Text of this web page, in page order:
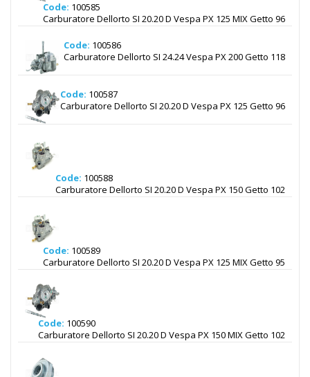
Code: 100585
Carburatore Dellorto SI 20.20 D Vespa PX 125 MIX Getto 96
Code: 100586
Carburatore Dellorto SI 24.24 Vespa PX 200 Getto 118
Code: 100587
Carburatore Dellorto SI 20.20 D Vespa PX 125 Getto 96
Code: 100588
Carburatore Dellorto SI 20.20 D Vespa PX 150 Getto 102
Code: 100589
Carburatore Dellorto SI 20.20 D Vespa PX 125 MIX Getto 95
Code: 100590
Carburatore Dellorto SI 20.20 D Vespa PX 150 MIX Getto 102